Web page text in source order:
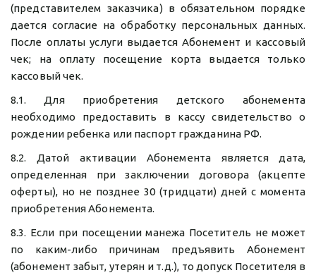
(представителем заказчика) в обязательном порядке
дается согласие на обработку персональных данных.
После оплаты услуги выдается Абонемент и кассовый
чек; на оплату посещение корта выдается только
кассовый чек.
8.1. Для приобретения детского абонемента
необходимо предоставить в кассу свидетельство о
рождении ребенка или паспорт гражданина РФ.
8.2. Датой активации Абонемента является дата,
определенная при заключении договора (акцепте
оферты), но не позднее 30 (тридцати) дней с момента
приобретения Абонемента.
8.3. Если при посещении манежа Посетитель не может
по каким-либо причинам предъявить Абонемент
(абонемент забыт, утерян и т.д.), то допуск Посетителя в